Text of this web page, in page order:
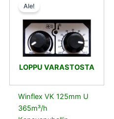
LOPPU VARASTOSTA
Ale!
Winflex VK 125mm U
365m³/h
121,00 €.114,95 €.